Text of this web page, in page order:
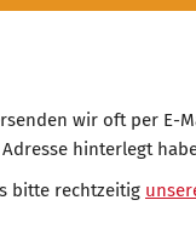
wir oft per E-
hinterlegt
bitte rechtzeitig